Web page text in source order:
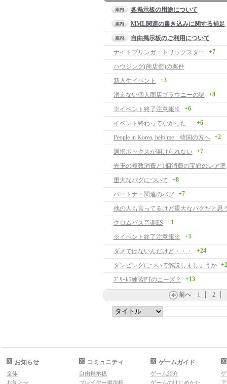
各掲示板の用途について
MML関連の書き込みに関する補足
自由掲示板のご利用について
ナイトブリンガートリックスター
+7
ハウジング(商店街)の案件
新入生イベント
+3
消えない個人商店ブラウニーの謎 +8
※イベント終了注意報※ +6
イベント終わってなかった― +6
People in Korea, help me 韓国の方へ +2
選択ボックスが開けられない +7
光玉の複数消費と1個消費の宝箱のレア率
重大なバグについて
+8
パートナー関連のバグ +7
他の人も言ってるけど重大なバグだと思
クロムバス音楽ES
+1
※イベント終了注意報※ +3
ダメではないんだけど・・・ +24
ダンピングについて解説しましょうか
ﾌﾞﾘｰﾚﾌ練習PTのニーズ？ +13
前へ 1 2
お知らせ
全体
お知らせ
コミュニティ
自由掲示板
プレイヤー掲示板
ゲームガイド
ゲーム紹介
ゲームのはじめかた